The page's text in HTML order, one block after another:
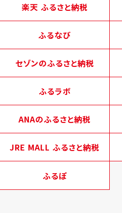
楽天 ふるさと納税
ふるなび
セゾンのふるさと納税
ふるラボ
ANAのふるさと納税
JRE MALL ふるさと納税
ふるぽ